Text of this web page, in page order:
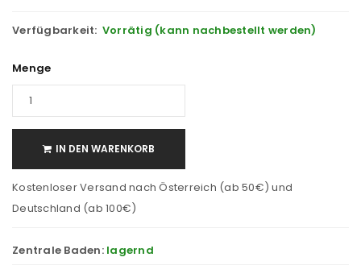
Verfügbarkeit: Vorrätig (kann nachbestellt werden)
Menge
IN DEN WARENKORB
Kostenloser Versand nach Österreich (ab 50€) und
Deutschland (ab 100€)
Zentrale Baden: lagernd